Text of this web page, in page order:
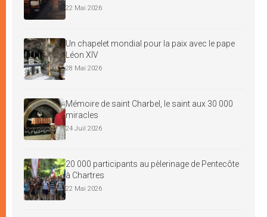
22 Mai 2026
Un chapelet mondial pour la paix avec le pape
Léon XIV
28 Mai 2026
Mémoire de saint Charbel, le saint aux 30 000
miracles
24 Juil 2026
20 000 participants au pèlerinage de Pentecôte
à Chartres
22 Mai 2026